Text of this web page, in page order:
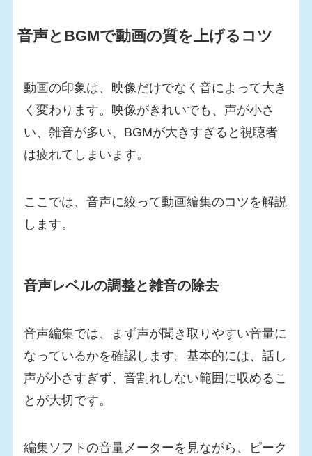
音声とBGMで動画の質を上げるコツ
動画の印象は、映像だけでなく音によって大き
く変わります。映像がきれいでも、声が小さ
い、雑音が多い、BGMが大きすぎると視聴者
は疲れてしまいます。
ここでは、音声に絞って動画編集のコツを解説
します。
音声レベルの調整と雑音の除去
音声編集では、まず声が聞き取りやすい音量に
なっているかを確認します。基本的には、話し
声が小さすぎず、音割れしない範囲に収めるこ
とが大切です。
編集ソフトの音量メーターを見ながら、ピーク